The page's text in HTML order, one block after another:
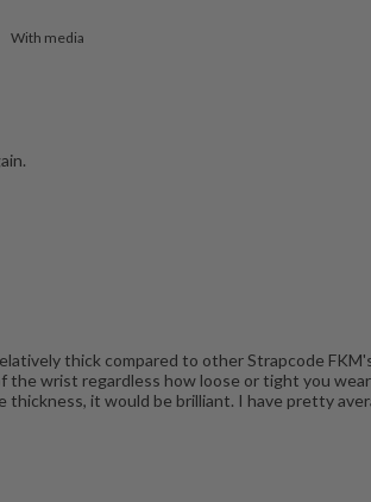
With media
thick compared to other Strapcode
wrist regardless how loose or tight you wear
it would be brilliant. I have pretty